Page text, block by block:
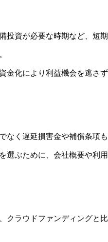
投資が必要な時期など、短
金化により利益機会を逃さ
なく遅延損害金や補償条項
選ぶために、会社概要や利
クラウドファンディングと